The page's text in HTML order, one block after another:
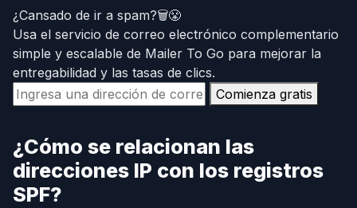
¿Cansado de ir a spam?🗑️😤
Usa el servicio de correo electrónico complementario
simple y escalable de Mailer To Go para mejorar la
entregabilidad y las tasas de clics.
Comienza gratis
¿Cómo se relacionan las
direcciones IP con los registros
SPF?